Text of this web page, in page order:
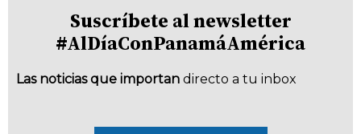
Suscríbete al newsletter
#AlDíaConPanamáAmérica
Las noticias que importan directo a tu inbox